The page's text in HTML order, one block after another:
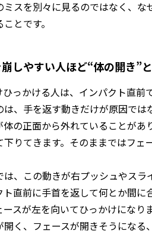
ミスを別々に見るのではなく、
とです。
しやすい人ほど“体の開き”
ひっかける人は、インパクト直
は、手を返す動きだけが原因で
体の正面から外れていることが
下りてきます。そのままではフェ
は、この動きが右プッシュやス
ト直前に手首を返して何とか間
スが左を向いてひっかけになり
く、フェースが開きそうになる